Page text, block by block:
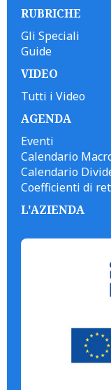
RUBRICHE
Gli Speciali
Guide
VIDEO
Tutti i Video
AGENDA
Eventi
Calendario
Calendario
Coefficienti di
L'AZIENDA